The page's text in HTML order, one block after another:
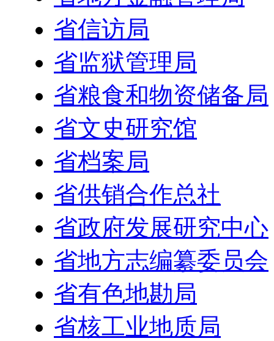
省信访局
省监狱管理局
省粮食和物资储备局
省文史研究馆
省档案局
省供销合作总社
省政府发展研究中心
省地方志编纂委员会
省有色地勘局
省核工业地质局